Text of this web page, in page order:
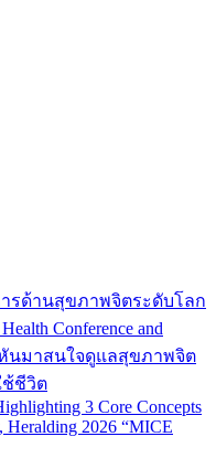
รด้านสุขภาพจิตระดับโลก
Conference and
หันมาสนใจดูแลสุขภาพจิต
ช้ชีวิต
3 Core Concepts
2026 “MICE